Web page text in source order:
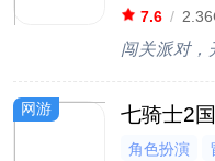
闯关
7.6 /
闯关派对，
网游 七骑士2
角色扮演